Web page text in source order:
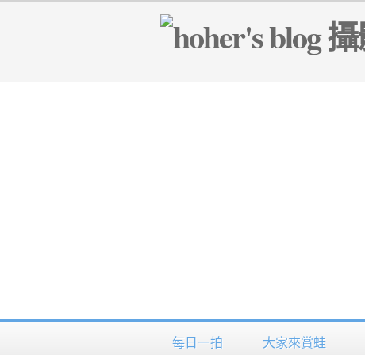
每日一拍 大家來賞蛙